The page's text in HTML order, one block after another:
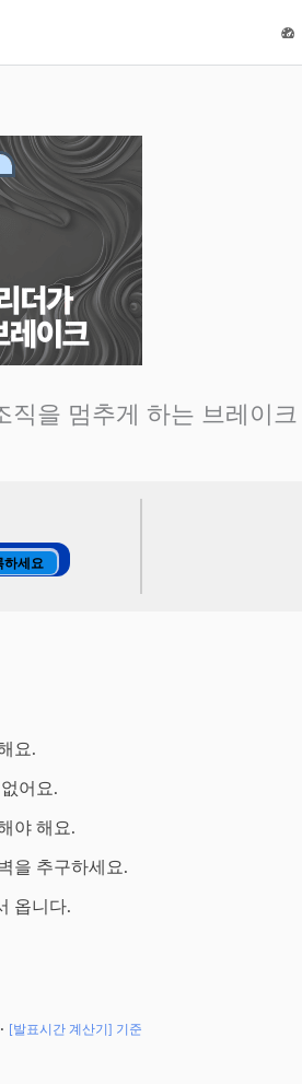
직을 멈추게 하는 브레이크
하세요
요.
어요.
야 해요.
을 추구하세요.
옵니다.
[발표시간 계산기] 기준